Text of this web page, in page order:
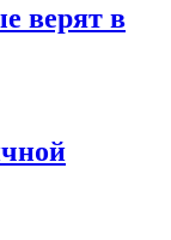
верят в